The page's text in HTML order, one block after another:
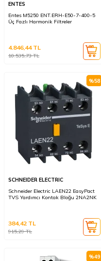
ENTES
Entes M5250 ENT.ERH-E50-7-400-5
Üç Fazlı Harmonik Filtreler
10.535,73TL
4.846,44TL
%58
SCHNEIDER ELECTRIC
Schneider Electric LAEN22 EasyPact
TVS Yardımcı Kontak Bloğu 2NA2NK
915,29TL
384,42 TL
%49